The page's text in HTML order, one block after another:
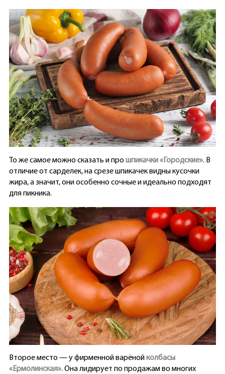
То же самое можно сказать и про шпикачки «Городские». В
отличие от сарделек, на срезе шпикачек видны кусочки
жира, а значит, они особенно сочные и идеально подходят
для пикника.
Второе место — у фирменной варёнойколбасы
«Ермолинская». Она лидирует по продажам во многих